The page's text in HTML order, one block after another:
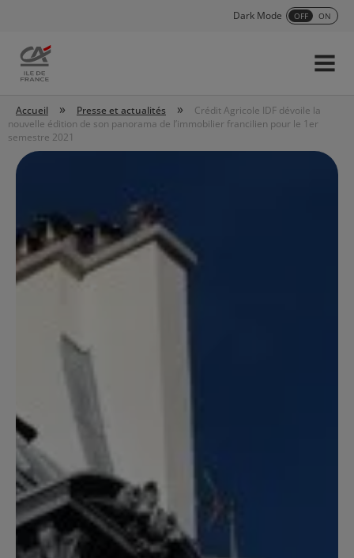
Dark Mode OFF ON
Accueil
Menu
Accueil » Presse et actualités »
Crédit Agricole IDF dévoile la
nouvelle édition de son panorama de l’immobilier francilien pour le 1er
semestre 2021